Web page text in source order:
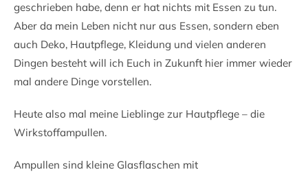
geschrieben habe, denn er hat nichts mit Essen zu tun.
Aber da mein Leben nicht nur aus Essen, sondern eben
auch Deko, Hautpflege, Kleidung und vielen anderen
Dingen besteht will ich Euch in Zukunft hier immer wieder
mal andere Dinge vorstellen.
Heute also mal meine Lieblinge zur Hautpflege – die
Wirkstoffampullen.
Ampullen sind kleine Glasflaschen mit